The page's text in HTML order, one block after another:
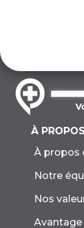
À PROPOS
À propos
Notre
Nos
Avantage